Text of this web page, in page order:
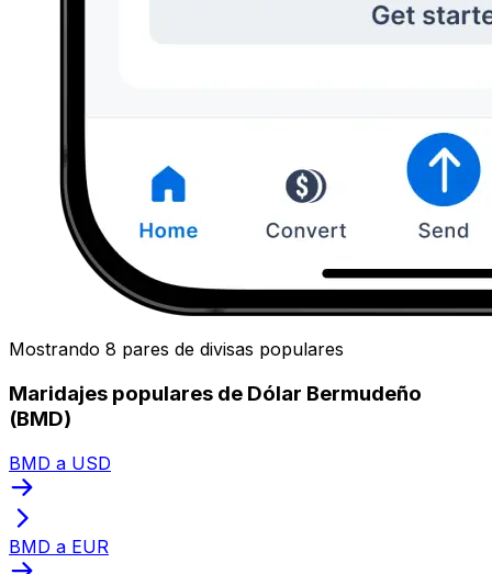
Mostrando 8 pares de divisas populares
Maridajes populares de Dólar Bermudeño
(BMD)
BMD a USD
BMD a EUR